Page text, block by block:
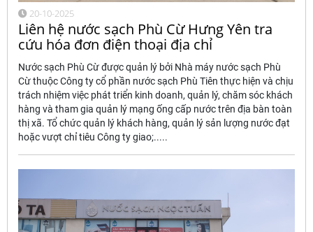
20-10-2025
Liên hệ nước sạch Phù Cừ Hưng Yên tra
cứu hóa đơn điện thoại địa chỉ
Nước sạch Phù Cừ được quản lý bởi Nhà máy nước sạch Phù
Cừ thuộc Công ty cổ phần nước sạch Phù Tiên thực hiện và chịu
trách nhiệm việc phát triển kinh doanh, quản lý, chăm sóc khách
hàng và tham gia quản lý mạng ống cấp nước trên địa bàn toàn
thị xã. Tổ chức quản lý khách hàng, quản lý sản lượng nước đạt
hoặc vượt chỉ tiêu Công ty giao;.....